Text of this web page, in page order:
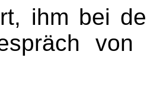
ihm bei
von